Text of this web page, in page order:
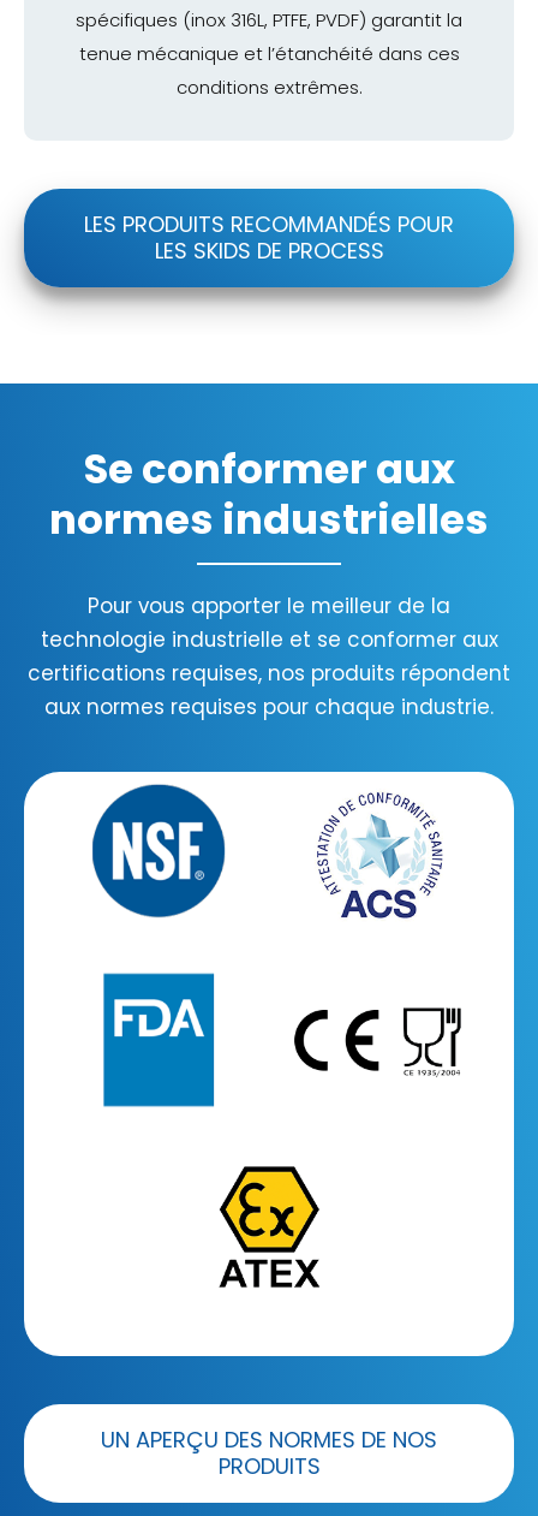
spécifiques (inox 316L, PTFE, PVDF) garantit la
tenue mécanique et l’étanchéité dans ces
conditions extrêmes.
LES PRODUITS RECOMMANDÉS POUR
LES SKIDS DE PROCESS
Se conformer aux
normes industrielles
Pour vous apporter le meilleur de la
technologie industrielle et se conformer aux
certifications requises, nos produits répondent
aux normes requises pour chaque industrie.
UN APERÇU DES NORMES DE NOS
PRODUITS